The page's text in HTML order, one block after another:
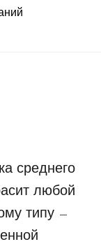
среднего
любой
типу —